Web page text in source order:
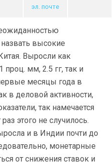
эл. почте
высокие
Выросли как
проц. мм, 2.5 гг, так и
месяцы года в
в деловой активности,
так намечается
этого не случилось.
и в Индии почти до
монетарные
от снижения ставок и